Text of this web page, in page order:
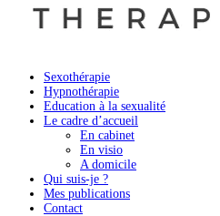
Sexothérapie
Hypnothérapie
Education à la sexualité
Le cadre d’accueil
En cabinet
En visio
A domicile
Qui suis-je ?
Mes publications
Contact